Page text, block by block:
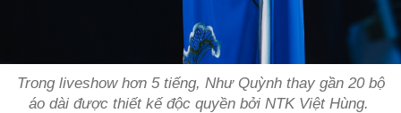
Trong liveshow hơn 5 tiếng, Như Quỳnh thay gần 20 bộ
áo dài được thiết kế độc quyền bởi NTK Việt Hùng.